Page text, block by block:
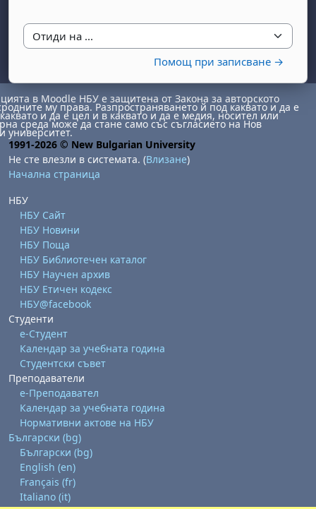
Отиди на ...
Помощ при записване →
6 август
август8 август
неделя, 9 август
август
август
15 август
неделя, 16 август
август
август
29 август
неделя, 30 август
в Moodle НБУ е защитена от Закона за авторското
му права. Разпространяването й под каквато и да е
и да е цел и в каквато и да е медия, носител или
среда може да стане само със съгласието на Нов
университет.
1991-2026 © New Bulgarian University
Не сте влезли в системата. (Влизане)
Начална страница
НБУ
НБУ Сайт
НБУ Новини
НБУ Поща
НБУ Библиотечен каталог
НБУ Научен архив
НБУ Етичен кодекс
НБУ@facebook
Студенти
е-Студент
Календар за учебната година
Студентски съвет
Преподаватели
е-Преподавател
Календар за учебната година
Нормативни актове на НБУ
Български ‎(bg)‎
Български ‎(bg)‎
English ‎(en)‎
Français ‎(fr)‎
Italiano ‎(it)‎